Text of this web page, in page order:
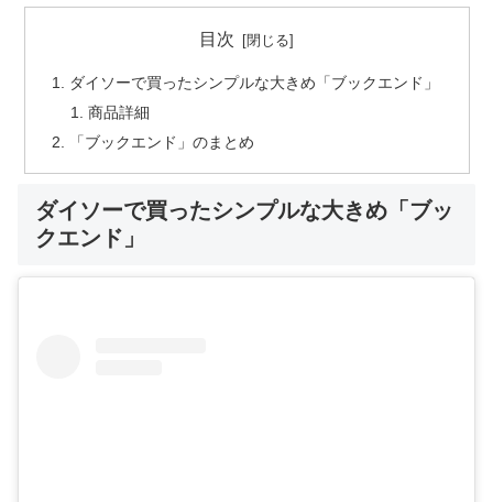
目次
ダイソーで買ったシンプルな大きめ「ブックエンド」
商品詳細
「ブックエンド」のまとめ
ダイソーで買ったシンプルな大きめ「ブッ
クエンド」